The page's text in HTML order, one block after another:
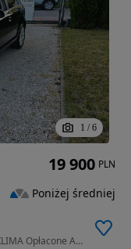
1 / 6
1595 cm3 • 102 KM • SUPER STAN z Niemiec KLIMA Opłacone ALUFELGI Bezwypadkowe
19 900 PLN
Poniżej średniej